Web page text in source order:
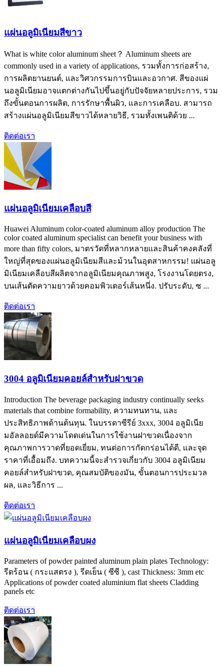
แผ่นอลูมิเนียมสีขาว
What is white color aluminum sheet？ Aluminum sheets are
commonly used in a variety of applications, รวมทั้งการก่อสร้าง,
การผลิตยานยนต์, และวิศวกรรมการบินและอวกาศ. สีของแผ่
นอลูมิเนียมอาจแตกต่างกันไปขึ้นอยู่กับปัจจัยหลายประการ, รวม
ถึงขั้นตอนการผลิต, การรักษาพื้นผิว, และการเคลือบ. สามารถ
สร้างแผ่นอลูมิเนียมสีขาวได้หลายวิธี, รวมทั้งเพนติด้วย ...
ติดต่อเรา
แผ่นอลูมิเนียมเคลือบสี
Huawei Aluminum color-coated aluminum alloy production The
color coated aluminum specialist can benefit your business with
more than fifty colors, มาตรวัดที่หลากหลายและสินค้าคงคลังที่
ใหญ่ที่สุดของแผ่นอลูมิเนียมสีและม้วนในอุตสาหกรรม! แผ่นอลู
มิเนียมเคลือบสีผลิตจากอลูมิเนียมคุณภาพสูง, โรงงานโดยตรง,
บนเส้นตัดความยาวด้วยคอมพิวเตอร์เส้นหนึ่ง. ปรับระดับ, ซ ...
ติดต่อเรา
3004 อลูมิเนียมคอยล์สำหรับฝาขวด
Introduction The beverage packaging industry continually seeks
materials that combine formability, ความทนทาน, และ
ประสิทธิภาพด้านต้นทุน. ในบรรดาซีรีย์ 3xxx, 3004 อลูมิเนีย
มอัลลอยด์มีความโดดเด่นในการใช้งานฝาขวดเนื่องจาก
คุณภาพการวาดที่ยอดเยี่ยม, ทนต่อการกัดกร่อนได้ดี, และจุด
ราคาที่เอื้อมถึง. บทความนี้จะสำรวจเกี่ยวกับ 3004 อลูมิเนียม
คอยล์สำหรับฝาขวด, คุณสมบัติของมัน, ขั้นตอนการประมวล
ผล, และวิธีการ ...
ติดต่อเรา
แผ่นอลูมิเนียมเคลือบผง
Parameters of powder painted aluminum plain plates Technology:
รีดร้อน ( กระแสตรง ), รีดเย็น ( ซีซี ), cast Thickness: 3mm etc
Applications of powder coated aluminium flat sheets Cladding
panels etc
ติดต่อเรา